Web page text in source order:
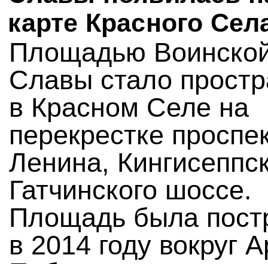
карте Красного
Площадью
Славы стало
в Красном Селе на
перекрестке
Ленина,
Гатчинского шоссе.
Площадь была
в 2014 году вокруг